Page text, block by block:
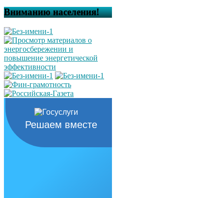
Вниманию населения!
Решаем вместе